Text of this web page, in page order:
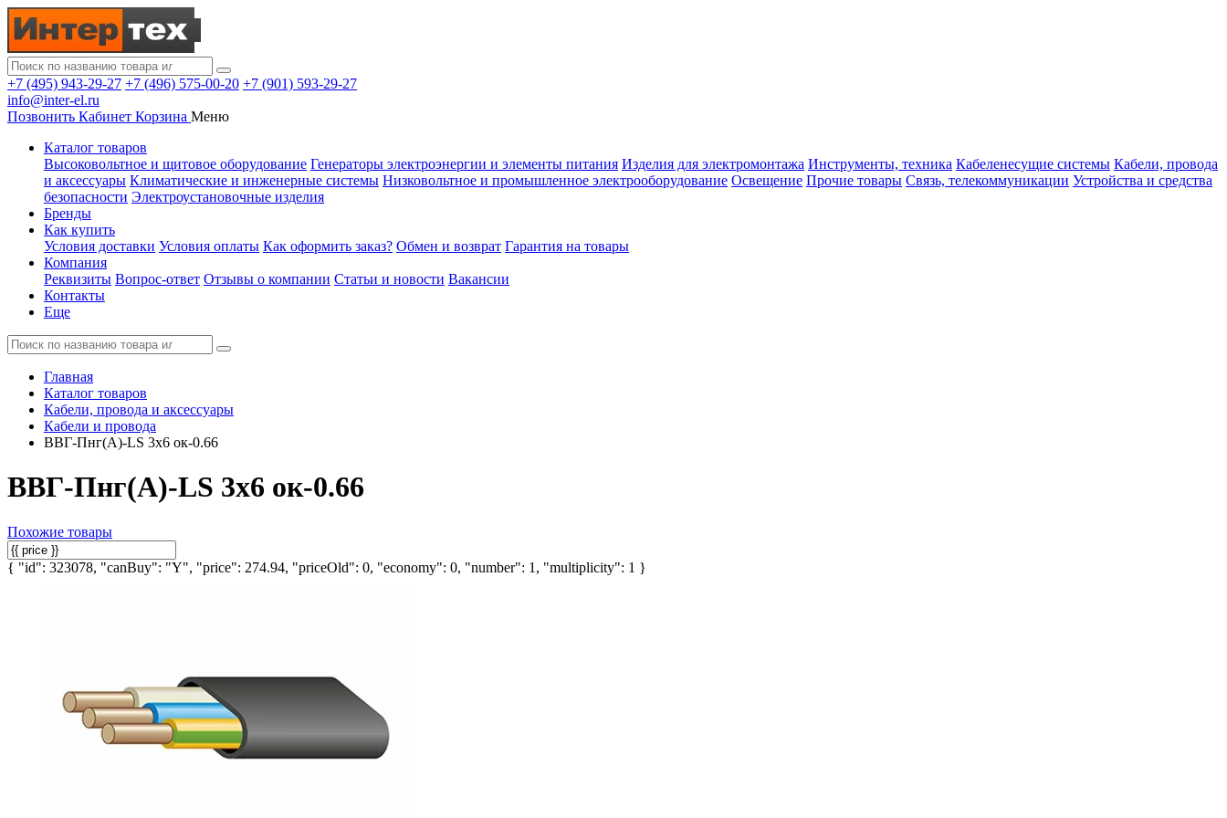
+7 (495) 943-29-27 +7 (496) 575-00-20 +7 (901) 593-29-27
info@inter-el.ru
Позвонить Кабинет Корзина Меню
Каталог товаров
Высоковольтное и щитовое оборудование Генераторы электроэнергии и элементы питания Изделия для электромонтажа Инструменты, техника Кабеленесущие системы Кабели, провода
и аксессуары Климатические и инженерные системы Низковольтное и промышленное электрооборудование Освещение Прочие товары Связь, телекоммуникации Устройства и средства
безопасности Электроустановочные изделия
Бренды
Как купить
Условия доставки Условия оплаты Как оформить заказ? Обмен и возврат Гарантия на товары
Компания
Реквизиты Вопрос-ответ Отзывы о компании Статьи и новости Вакансии
Контакты
Еще
Главная
Каталог товаров
Кабели, провода и аксессуары
Кабели и провода
ВВГ-Пнг(А)-LS 3х6 ок-0.66
ВВГ-Пнг(А)-LS 3х6 ок-0.66
Похожие товары
{ "id": 323078, "canBuy": "Y", "price": 274.94, "priceOld": 0, "economy": 0, "number": 1, "multiplicity": 1 }